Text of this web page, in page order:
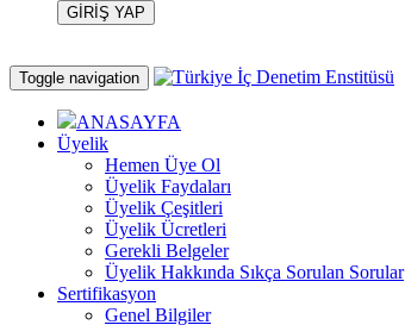
Toggle navigation
ANASAYFA
Üyelik
Hemen Üye Ol
Üyelik Faydaları
Üyelik Çeşitleri
Üyelik Ücretleri
Gerekli Belgeler
Üyelik Hakkında Sıkça Sorulan Sorular
Sertifikasyon
Genel Bilgiler